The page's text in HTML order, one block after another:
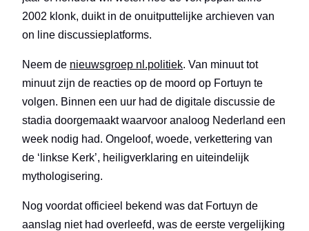
2002 klonk, duikt in de onuitputtelijke archieven van
on line discussieplatforms.
Neem de nieuwsgroep nl.politiek. Van minuut tot
minuut zijn de reacties op de moord op Fortuyn te
volgen. Binnen een uur had de digitale discussie de
stadia doorgemaakt waarvoor analoog Nederland een
week nodig had. Ongeloof, woede, verkettering van
de ‘linkse Kerk’, heiligverklaring en uiteindelijk
mythologisering.
Nog voordat officieel bekend was dat Fortuyn de
aanslag niet had overleefd, was de eerste vergelijking